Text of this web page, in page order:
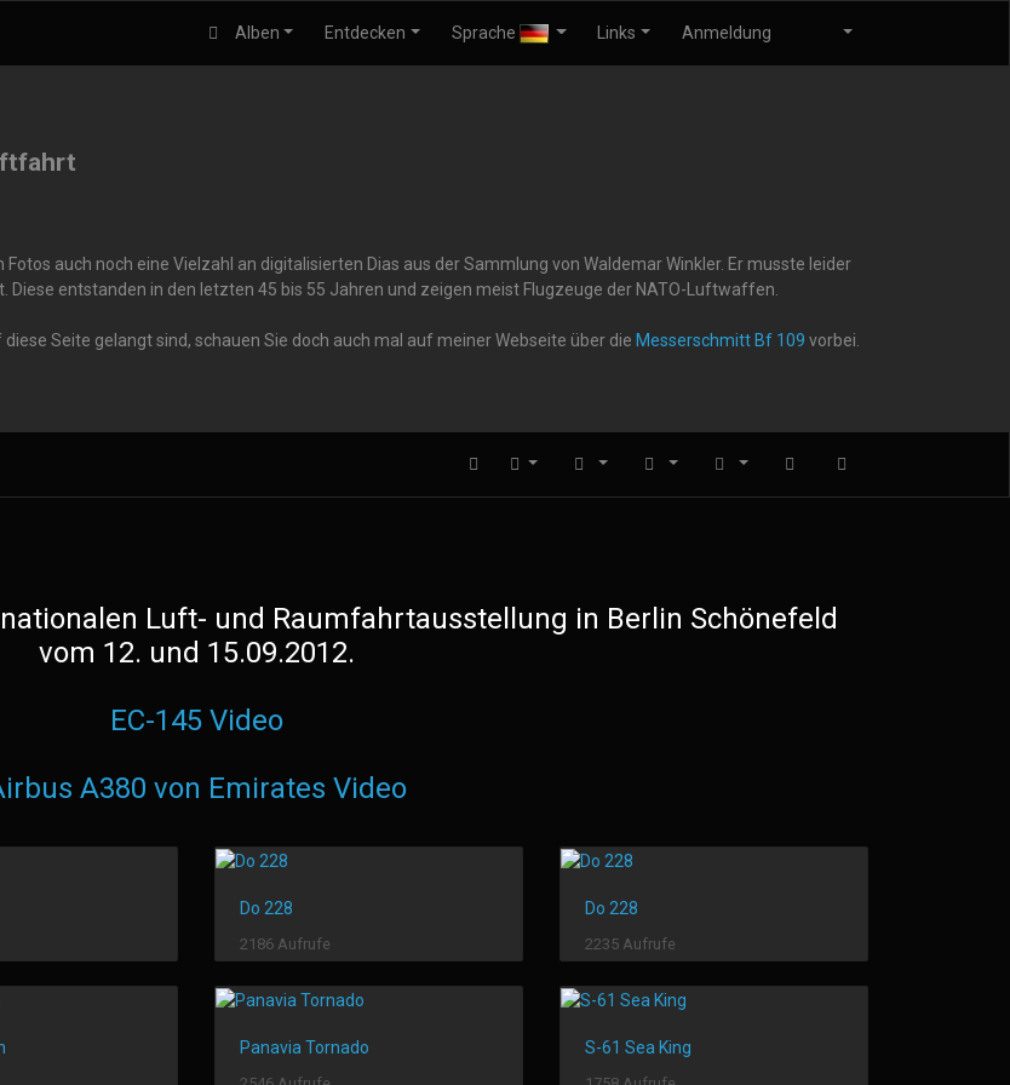
Alben Entdecken Sprache Links Anmeldung
auch noch eine Vielzahl an digitalisierten Dias aus der Sammlung von Waldemar Winkler. Er musste leider
entstanden in den letzten 45 bis 55 Jahren und zeigen meist Flugzeuge der NATO-Luftwaffen.
Seite gelangt sind, schauen Sie doch auch mal auf meiner Webseite über die Messerschmitt Bf 109 vorbei.
Luft- und Raumfahrtausstellung in Berlin Schönefeld
vom 12. und 15.09.2012.
EC-145 Video
A380 von Emirates Video
Do 228
2186 Aufrufe
Do 228
2235 Aufrufe
Panavia Tornado S-61 Sea King